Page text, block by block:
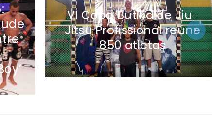
VI Copa Butika de Jiu-
Jitsu Profissional reúne
850 atletas